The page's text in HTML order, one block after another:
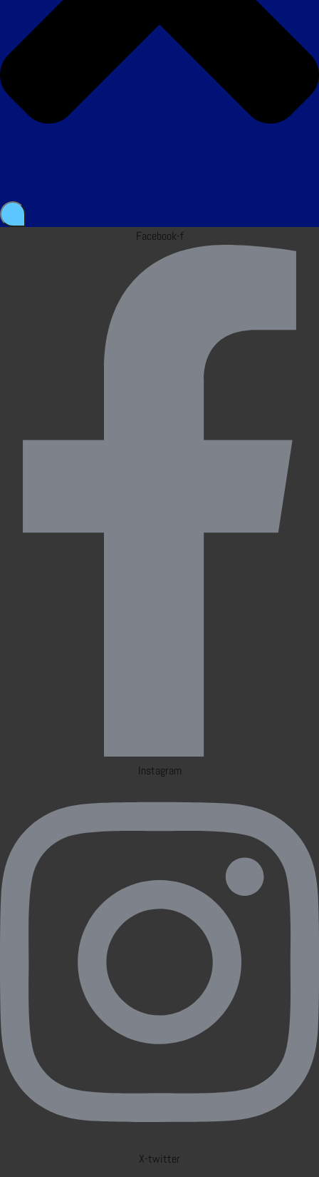
Facebook-f
Instagram
X-twitter